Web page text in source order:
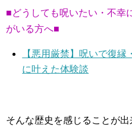
■どうしても呪いたい・不幸
がいる方へ■
【悪用厳禁】呪いで復
に叶えた体験談
そんな歴史を感じることが出